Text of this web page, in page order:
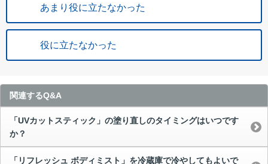
あまり役に立たなかった
役に立たなかった
関連するQ&A
「UVカットスティック」の塗り直しのタイミングはいつです
か？
「リフレッシュ ボディミスト」を冷蔵庫で冷やしてもよいで